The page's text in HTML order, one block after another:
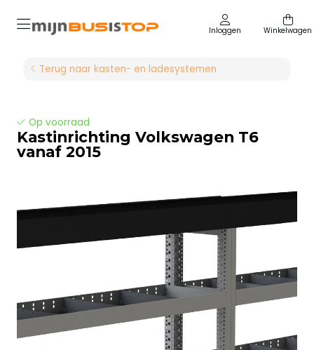
Inloggen Winkelwagen
Terug naar kasten- en ladesystemen
Op voorraad
Kastinrichting Volkswagen T6
vanaf 2015